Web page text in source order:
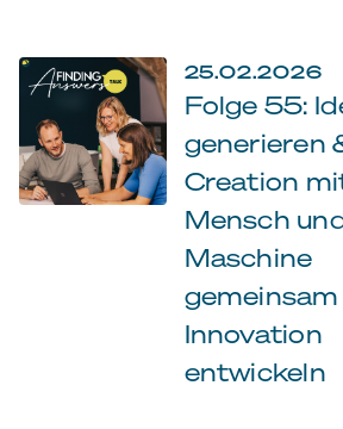
25.02.2026
Folge 55:
generieren
Creation
Mensch
Maschine
gemeinsam
Innovation
entwickeln